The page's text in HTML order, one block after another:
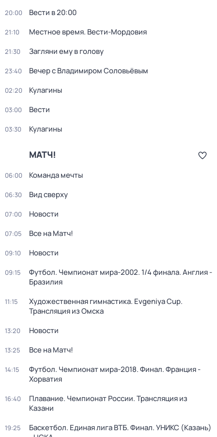
20:00 Вести в 20:00
21:10 Местное время. Вести-Мордовия
21:30 Загляни ему в голову
23:40 Вечер с Владимиром Соловьёвым
02:20 Кулагины
03:00 Вести
03:30 Кулагины
МАТЧ!
06:00 Команда мечты
06:30 Вид сверху
07:00 Новости
07:05 Все на Матч!
09:10 Новости
09:15
Футбол. Чемпионат мира-2002. 1/4 финала. Англия -
Бразилия
11:15
Художественная гимнастика. Evgeniya Cup.
Трансляция из Омска
13:20 Новости
13:25 Все на Матч!
14:15
Футбол. Чемпионат мира-2018. Финал. Франция -
Хорватия
16:40
Плавание. Чемпионат России. Трансляция из
Казани
19:25
Баскетбол. Единая лига ВТБ. Финал. УНИКС (Казань)